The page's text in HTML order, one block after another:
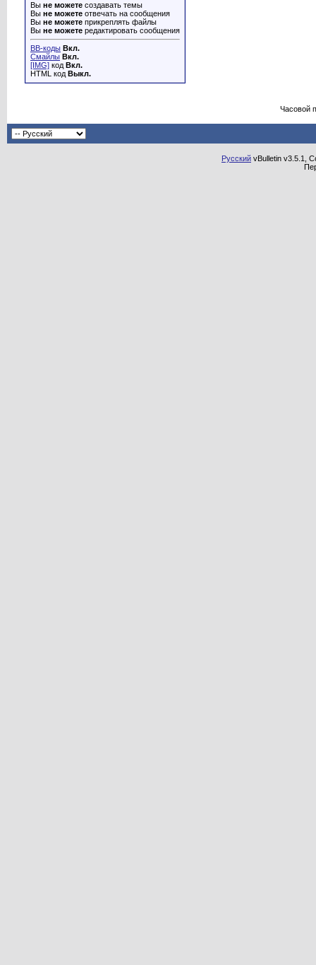
Вы не можете создавать темы
Вы не можете отвечать на сообщения
Вы не можете прикреплять файлы
Вы не можете редактировать сообщения
BB-коды Вкл.
Смайлы Вкл.
[IMG] код Вкл.
HTML код Выкл.
Часовой
Русский vBulletin v3.5.1,